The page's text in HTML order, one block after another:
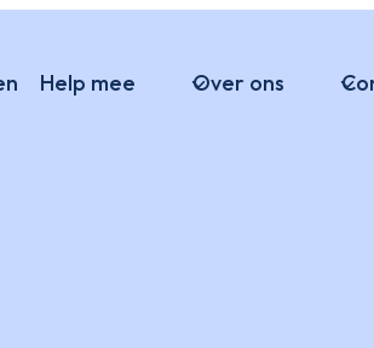
Help mee Over ons